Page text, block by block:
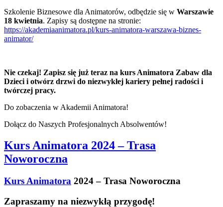
Szkolenie Biznesowe dla Animatorów, odbędzie się w Warszawie
18 kwietnia. Zapisy są dostępne na stronie:
https://akademiaanimatora.pl/kurs-animatora-warszawa-biznes-
animator/
Nie czekaj! Zapisz się już teraz na kurs Animatora Zabaw dla
Dzieci i otwórz drzwi do niezwykłej kariery pełnej radości i
twórczej pracy.
Do zobaczenia w Akademii Animatora!
Dołącz do Naszych Profesjonalnych Absolwentów!
Kurs Animatora 2024 – Trasa
Noworoczna
Kurs Animatora 2024 – Trasa Noworoczna
Zapraszamy na niezwykłą przygodę!